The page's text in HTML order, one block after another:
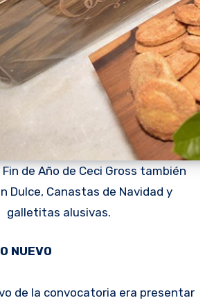
de Año de Ceci Gross también
Dulce, Canastas de Navidad y
galletitas alusivas.
NUEVO
de la convocatoria era presentar